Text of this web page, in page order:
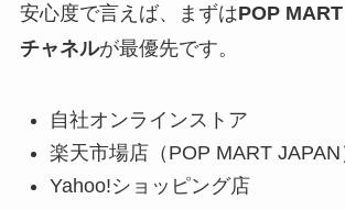
安心度で言えば、まずはPOP
チャネルが最優先です。
自社オンラインストア
楽天市場店（POP MART JAPAN
Yahoo!ショッピング店